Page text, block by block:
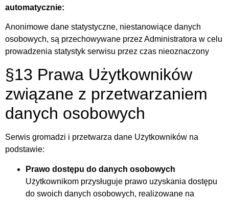
automatycznie:
Anonimowe dane statystyczne, niestanowiące danych
osobowych, są przechowywane przez Administratora w celu
prowadzenia statystyk serwisu przez czas nieoznaczony
§13 Prawa Użytkowników
związane z przetwarzaniem
danych osobowych
Serwis gromadzi i przetwarza dane Użytkowników na
podstawie:
Prawo dostępu do danych osobowych
Użytkownikom przysługuje prawo uzyskania dostępu
do swoich danych osobowych, realizowane na